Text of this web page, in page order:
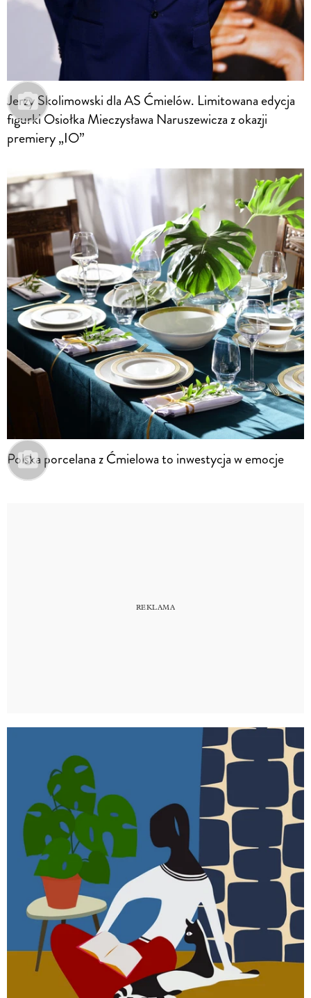
Jerzy Skolimowski dla AS Ćmielów. Limitowana edycja
figurki Osiołka Mieczysława Naruszewicza z okazji
premiery „IO”
Polska porcelana z Ćmielowa to inwestycja w emocje